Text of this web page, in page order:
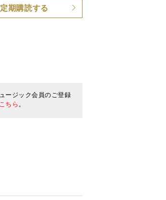
定期購読する
ージック会員のご登録
こちら。